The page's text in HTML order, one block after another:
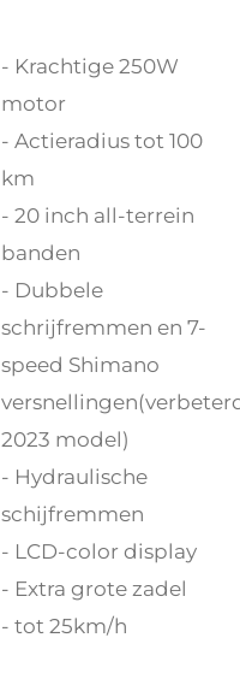
- Krachtige 250W
motor
- Actieradius tot 100
km
- 20 inch all-terrein
banden
- Dubbele
schrijfremmen en 7-
speed Shimano
2023 model)
- Hydraulische
schijfremmen
- LCD-color display
- Extra grote zadel
- tot 25km/h